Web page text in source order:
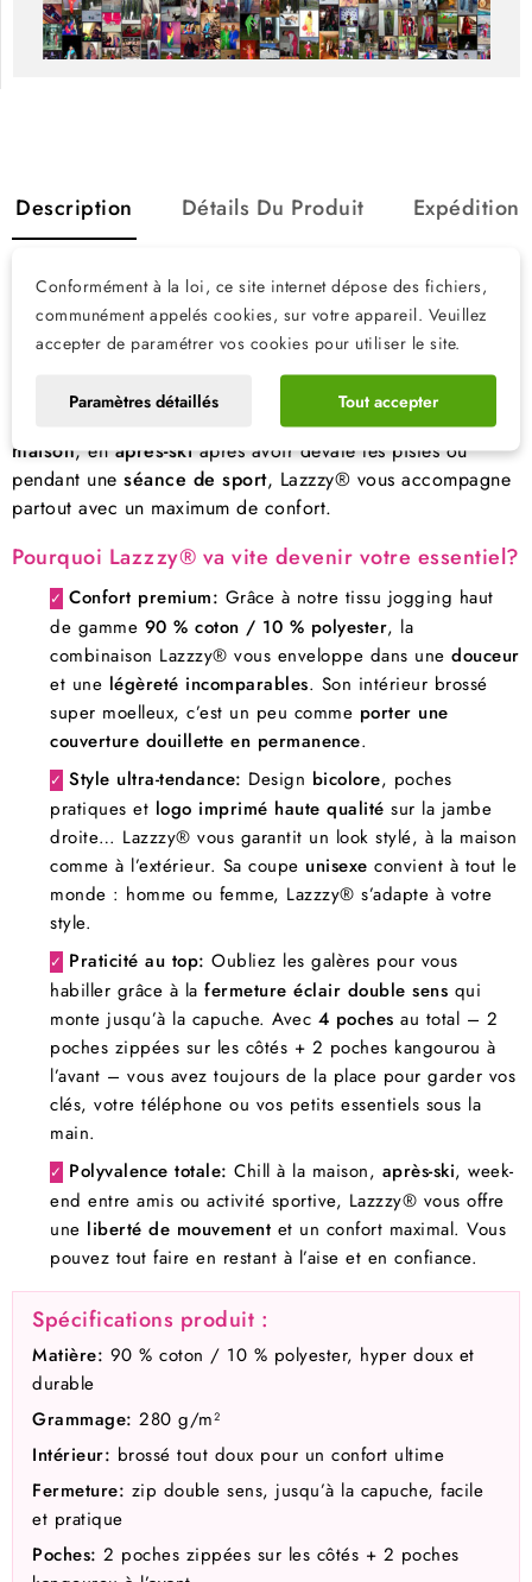
Description Détails Du Produit Expédition
Lazzzy® – Le survêtement qui change
tout: confort, style et praticité
et praticité? Ne cherchez plus, la combinaison survêtement
est faite pour vous! En modecocooning à la
maison, enaprès-skiaprès avoir dévalé les pistes ou
pendant une séance de sport, Lazzzy® vous accompagne
partout avec un maximum de confort.
Pourquoi Lazzzy® va vite devenir votre essentiel?
✓ Confort premium: Grâce à notre tissu jogging haut
de gamme 90 % coton / 10 % polyester, la
combinaison Lazzzy® vous enveloppe dans une douceur
et une légèreté incomparables. Son intérieur brossé
super moelleux, c’est un peu comme porter une
couverture douillette en permanence.
✓ Style ultra-tendance: Design bicolore, poches
pratiques et logo imprimé haute qualité sur la jambe
droite… Lazzzy® vous garantit un look stylé, à la maison
comme à l’extérieur. Sa coupe unisexe convient à tout le
monde : homme ou femme, Lazzzy® s’adapte à votre
style.
✓ Praticité au top: Oubliez les galères pour vous
habiller grâce à la fermeture éclair double sens qui
monte jusqu’à la capuche. Avec 4 poches au total – 2
poches zippées sur les côtés + 2 poches kangourou à
l’avant – vous avez toujours de la place pour garder vos
clés, votre téléphone ou vos petits essentiels sous la
main.
✓ Polyvalence totale: Chill à la maison, après-ski, week-
end entre amis ou activité sportive, Lazzzy® vous offre
une liberté de mouvement et un confort maximal. Vous
pouvez tout faire en restant à l’aise et en confiance.
Spécifications produit :
Matière: 90 % coton / 10 % polyester, hyper doux et
durable
Grammage: 280 g/m²
Intérieur: brossé tout doux pour un confort ultime
Fermeture: zip double sens, jusqu’à la capuche, facile
et pratique
Poches: 2 poches zippées sur les côtés + 2 poches
Conformément à la loi, ce site internet dépose des fichiers,
communément appelés cookies, sur votre appareil. Veuillez
accepter de paramétrer vos cookies pour utiliser le site.
Paramètres détaillés Tout accepter